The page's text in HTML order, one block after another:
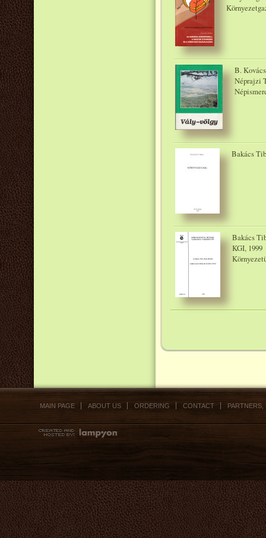
B.
Néprajzi
Bakács
Bakács
KGI, 1999
MAIN PAGE ABOUT US ORDERING CONTACT PARTNERS,